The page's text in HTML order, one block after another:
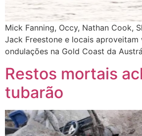
Mick Fanning, Occy, Nathan Cook,
Jack Freestone e locais aproveitam
ondulações na Gold Coast da
Restos mortais
tubarão